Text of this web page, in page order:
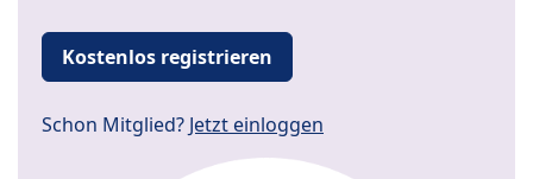
Kostenlos registrieren
Schon Mitglied? Jetzt einloggen